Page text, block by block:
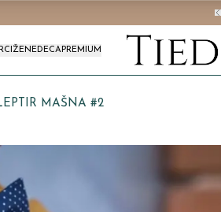
ŽENEDECAPREMIUM
MAŠNA #2